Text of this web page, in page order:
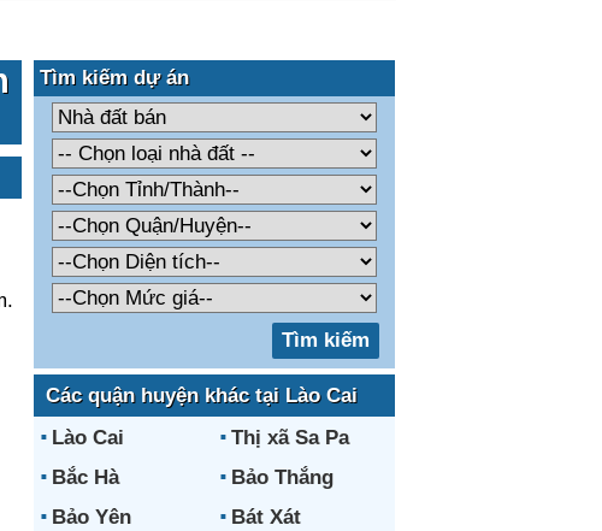
Tìm kiếm dự án
Các quận huyện khác tại Lào Cai
Lào Cai
Thị xã Sa Pa
Bắc Hà
Bảo Thắng
Bảo Yên
Bát Xát